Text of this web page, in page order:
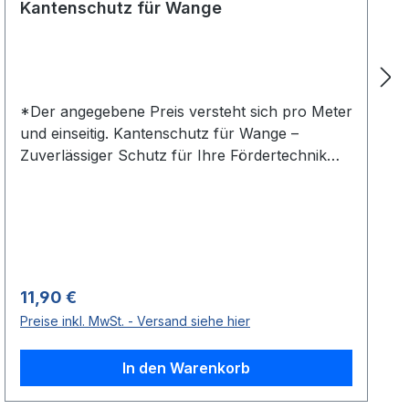
Kantenschutz für Wange
*Der angegebene Preis versteht sich pro Meter
und einseitig. Kantenschutz für Wange –
Zuverlässiger Schutz für Ihre Fördertechnik
Förderstrecken, verhindert der Kantenschutz
effektiv Abnutzungsspuren, Dellen und Kratzer
an den empfindlichen Kanten der
Förderwangen. Effektiver Schutz vor
Regulärer Preis:
11,90 €
Preise inkl. MwSt. - Versand siehe hier
In den Warenkorb